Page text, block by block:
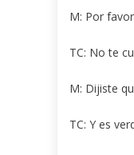
M: Por
TC: No te
M: Dijiste
TC: Y es